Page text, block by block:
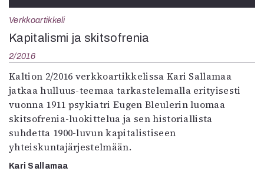
Verkkoartikkeli
Kapitalismi ja skitsofrenia
2/2016
Kaltion 2/2016 verkkoartikkelissa Kari Sallamaa
jatkaa hulluus-teemaa tarkastelemalla erityisesti
vuonna 1911 psykiatri Eugen Bleulerin luomaa
skitsofrenia-luokittelua ja sen historiallista
suhdetta 1900-luvun kapitalistiseen
yhteiskuntajärjestelmään.
Kari Sallamaa